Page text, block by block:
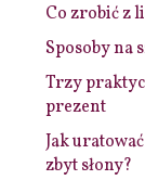
Co zrobić z
Sposoby na
Trzy
prezent
Jak
zbyt słony?